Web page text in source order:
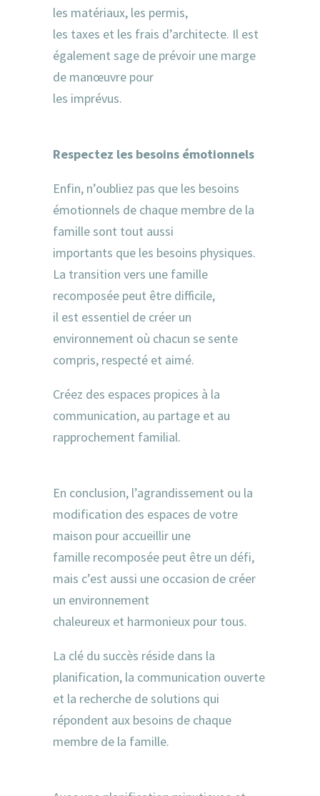
les matériaux, les permis,
les taxes et les frais d’architecte. Il est
également sage de prévoir une marge
de manœuvre pour
les imprévus.
Respectez les besoins émotionnels
Enfin, n’oubliez pas que les besoins
émotionnels de chaque membre de la
famille sont tout aussi
importants que les besoins physiques.
La transition vers une famille
recomposée peut être difficile,
il est essentiel de créer un
environnement où chacun se sente
compris, respecté et aimé.
Créez des espaces propices à la
communication, au partage et au
rapprochement familial.
En conclusion, l’agrandissement ou la
modification des espaces de votre
maison pour accueillir une
famille recomposée peut être un défi,
mais c’est aussi une occasion de créer
un environnement
chaleureux et harmonieux pour tous.
La clé du succès réside dans la
planification, la communication ouverte
et la recherche de solutions qui
répondent aux besoins de chaque
membre de la famille.